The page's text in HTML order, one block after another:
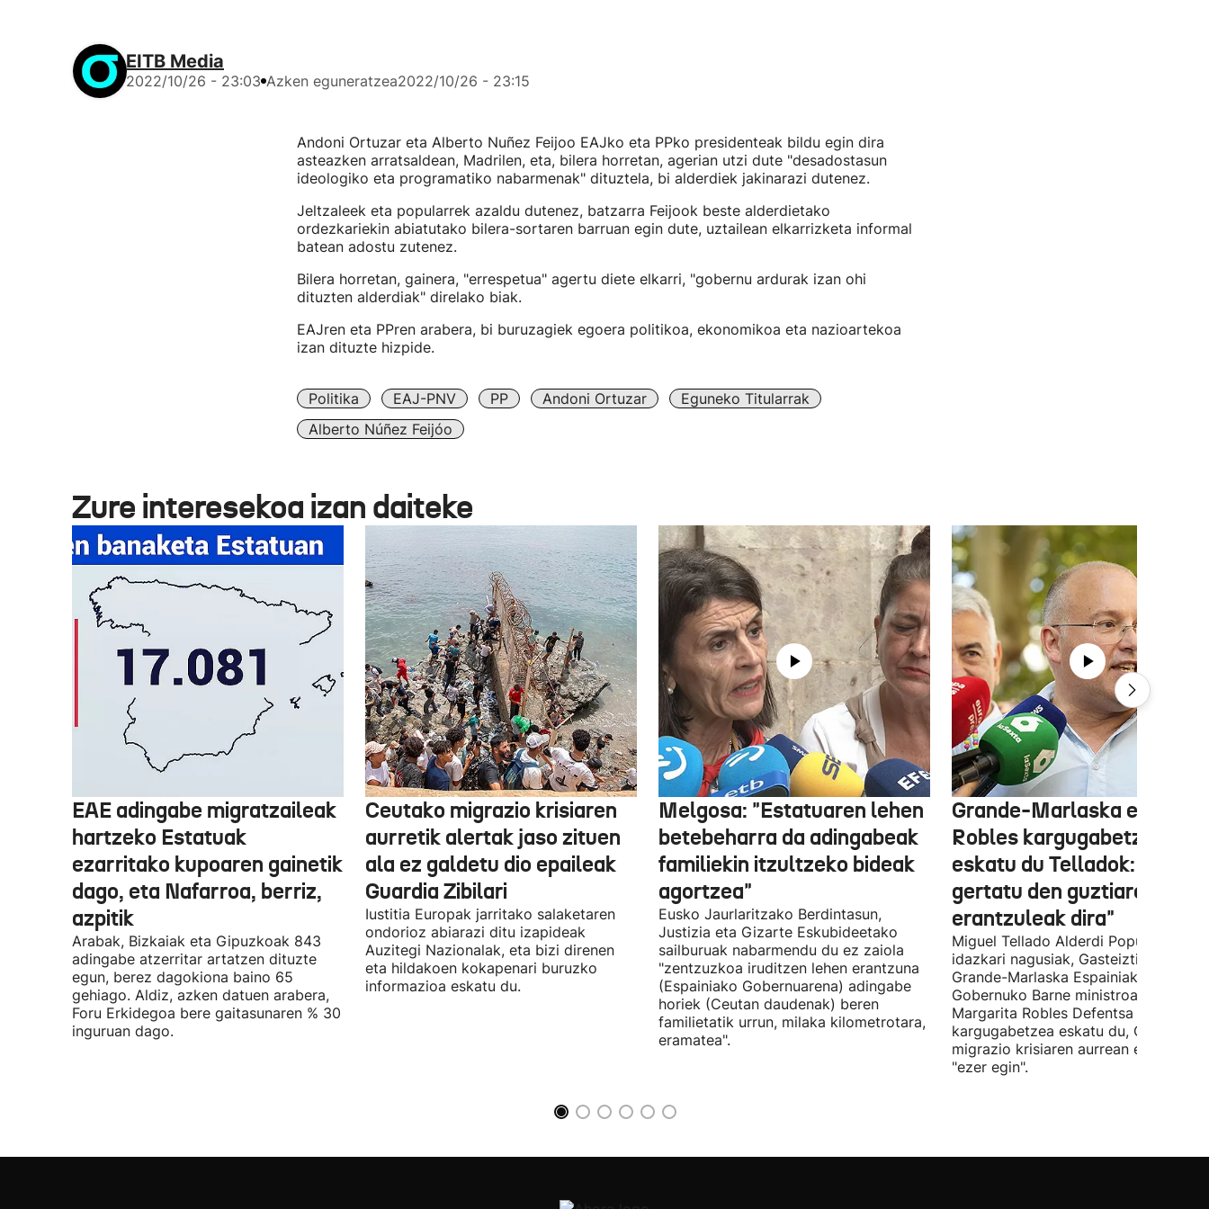
EITB Media
2022/10/26 - 23:03 Azken eguneratzea2022/10/26 - 23:15
Andoni Ortuzar eta Alberto Nuñez Feijoo EAJko eta PPko presidenteak bildu egin dira
asteazken arratsaldean, Madrilen, eta, bilera horretan, agerian utzi dute "desadostasun
ideologiko eta programatiko nabarmenak" dituztela, bi alderdiek jakinarazi dutenez.
Jeltzaleek eta popularrek azaldu dutenez, batzarra Feijook beste alderdietako
ordezkariekin abiatutako bilera-sortaren barruan egin dute, uztailean elkarrizketa informal
batean adostu zutenez.
Bilera horretan, gainera, "errespetua" agertu diete elkarri, "gobernu ardurak izan ohi
dituzten alderdiak" direlako biak.
EAJren eta PPren arabera, bi buruzagiek egoera politikoa, ekonomikoa eta nazioartekoa
izan dituzte hizpide.
Politika EAJ-PNV PP Andoni Ortuzar
Eguneko Titularrak
Alberto Núñez Feijóo
Zure interesekoa izan daiteke
EAE adingabe migratzaileak
hartzeko Estatuak
ezarritako kupoaren gainetik
dago, eta Nafarroa, berriz,
azpitik
Arabak, Bizkaiak eta Gipuzkoak 843
adingabe atzerritar artatzen dituzte
egun, berez dagokiona baino 65
gehiago. Aldiz, azken datuen arabera,
Foru Erkidegoa bere gaitasunaren % 30
inguruan dago.
Ceutako migrazio krisiaren
aurretik alertak jaso zituen
ala ez galdetu dio epaileak
Guardia Zibilari
Iustitia Europak jarritako salaketaren
ondorioz abiarazi ditu izapideak
Auzitegi Nazionalak, eta bizi direnen
eta hildakoen kokapenari buruzko
informazioa eskatu du.
Melgosa: "Estatuaren lehen
betebeharra da adingabeak
familiekin itzultzeko bideak
agortzea"
Eusko Jaurlaritzako Berdintasun,
Justizia eta Gizarte Eskubideetako
sailburuak nabarmendu du ez zaiola
"zentzuzkoa iruditzen lehen erantzuna
(Espainiako Gobernuarena) adingabe
horiek (Ceutan daudenak) beren
familietatik urrun, milaka kilometrotara,
eramatea".
Grande-Marlaska eta
Robles kargugabetzea
eskatu du Telladok:
gertatu den guztiaren
erantzuleak dira"
Miguel Tellado Alderdi Popularraren
idazkari nagusiak, Gasteiztik,
Grande-Marlaska Espainiako
Gobernuko Barne ministroa eta
Margarita Robles Defentsa ministroa
kargugabetzea eskatu du, Ceutako
migrazio krisiaren aurrean ez
"ezer egin".